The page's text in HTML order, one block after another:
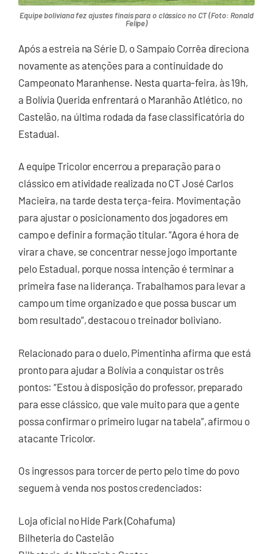
Equipe boliviana fez ajustes finais para o clássico no CT (Foto: Ronald
Felipe)
Após a estreia na Série D, o Sampaio Corrêa direciona
novamente as atenções para a continuidade do
Campeonato Maranhense. Nesta quarta-feira, às 19h,
a Bolívia Querida enfrentará o Maranhão Atlético, no
Castelão, na última rodada da fase classificatória do
Estadual.
A equipe Tricolor encerrou a preparação para o
clássico em atividade realizada no CT José Carlos
Macieira, na tarde desta terça-feira. Movimentação
para ajustar o posicionamento dos jogadores em
campo e definir a formação titular. “Agora é hora de
virar a chave, se concentrar nesse jogo importante
pelo Estadual, porque nossa intenção é terminar a
primeira fase na liderança. Trabalhamos para levar a
campo um time organizado e que possa buscar um
bom resultado”, destacou o treinador boliviano.
Relacionado para o duelo, Pimentinha afirma que está
pronto para ajudar a Bolívia a conquistar os três
pontos: “Estou à disposição do professor, preparado
para esse clássico, que vale muito para que a gente
possa confirmar o primeiro lugar na tabela”, afirmou o
atacante Tricolor.
Os ingressos para torcer de perto pelo time do povo
seguem à venda nos postos credenciados:
Loja oficial no Hide Park (Cohafuma)
Bilheteria do Castelão